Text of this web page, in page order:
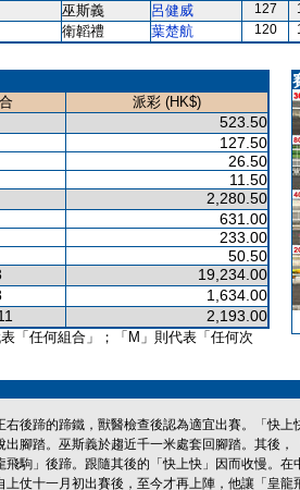
巫斯義 呂健威 127
衛韜禮 葉楚航 120
派彩 (HK$)
523.50
127.50
26.50
11.50
2,280.50
631.00
233.00
50.50
19,234.00
1,634.00
2,193.00
「任何組合」；「M」則代表「任何次
後蹄的蹄鐵，獸醫檢查後認為適宜出賽。「快
腳踏。巫斯義於趨近千一米處套回腳踏。其後
駒」後蹄。跟隨其後的「快上快」因而收慢。
仗十一月初出賽後，至今才再上陣，他讓「皇龍